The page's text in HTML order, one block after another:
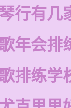
行有几
年会排
排练学